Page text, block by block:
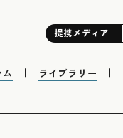
提携メディア
ム ライブラリー